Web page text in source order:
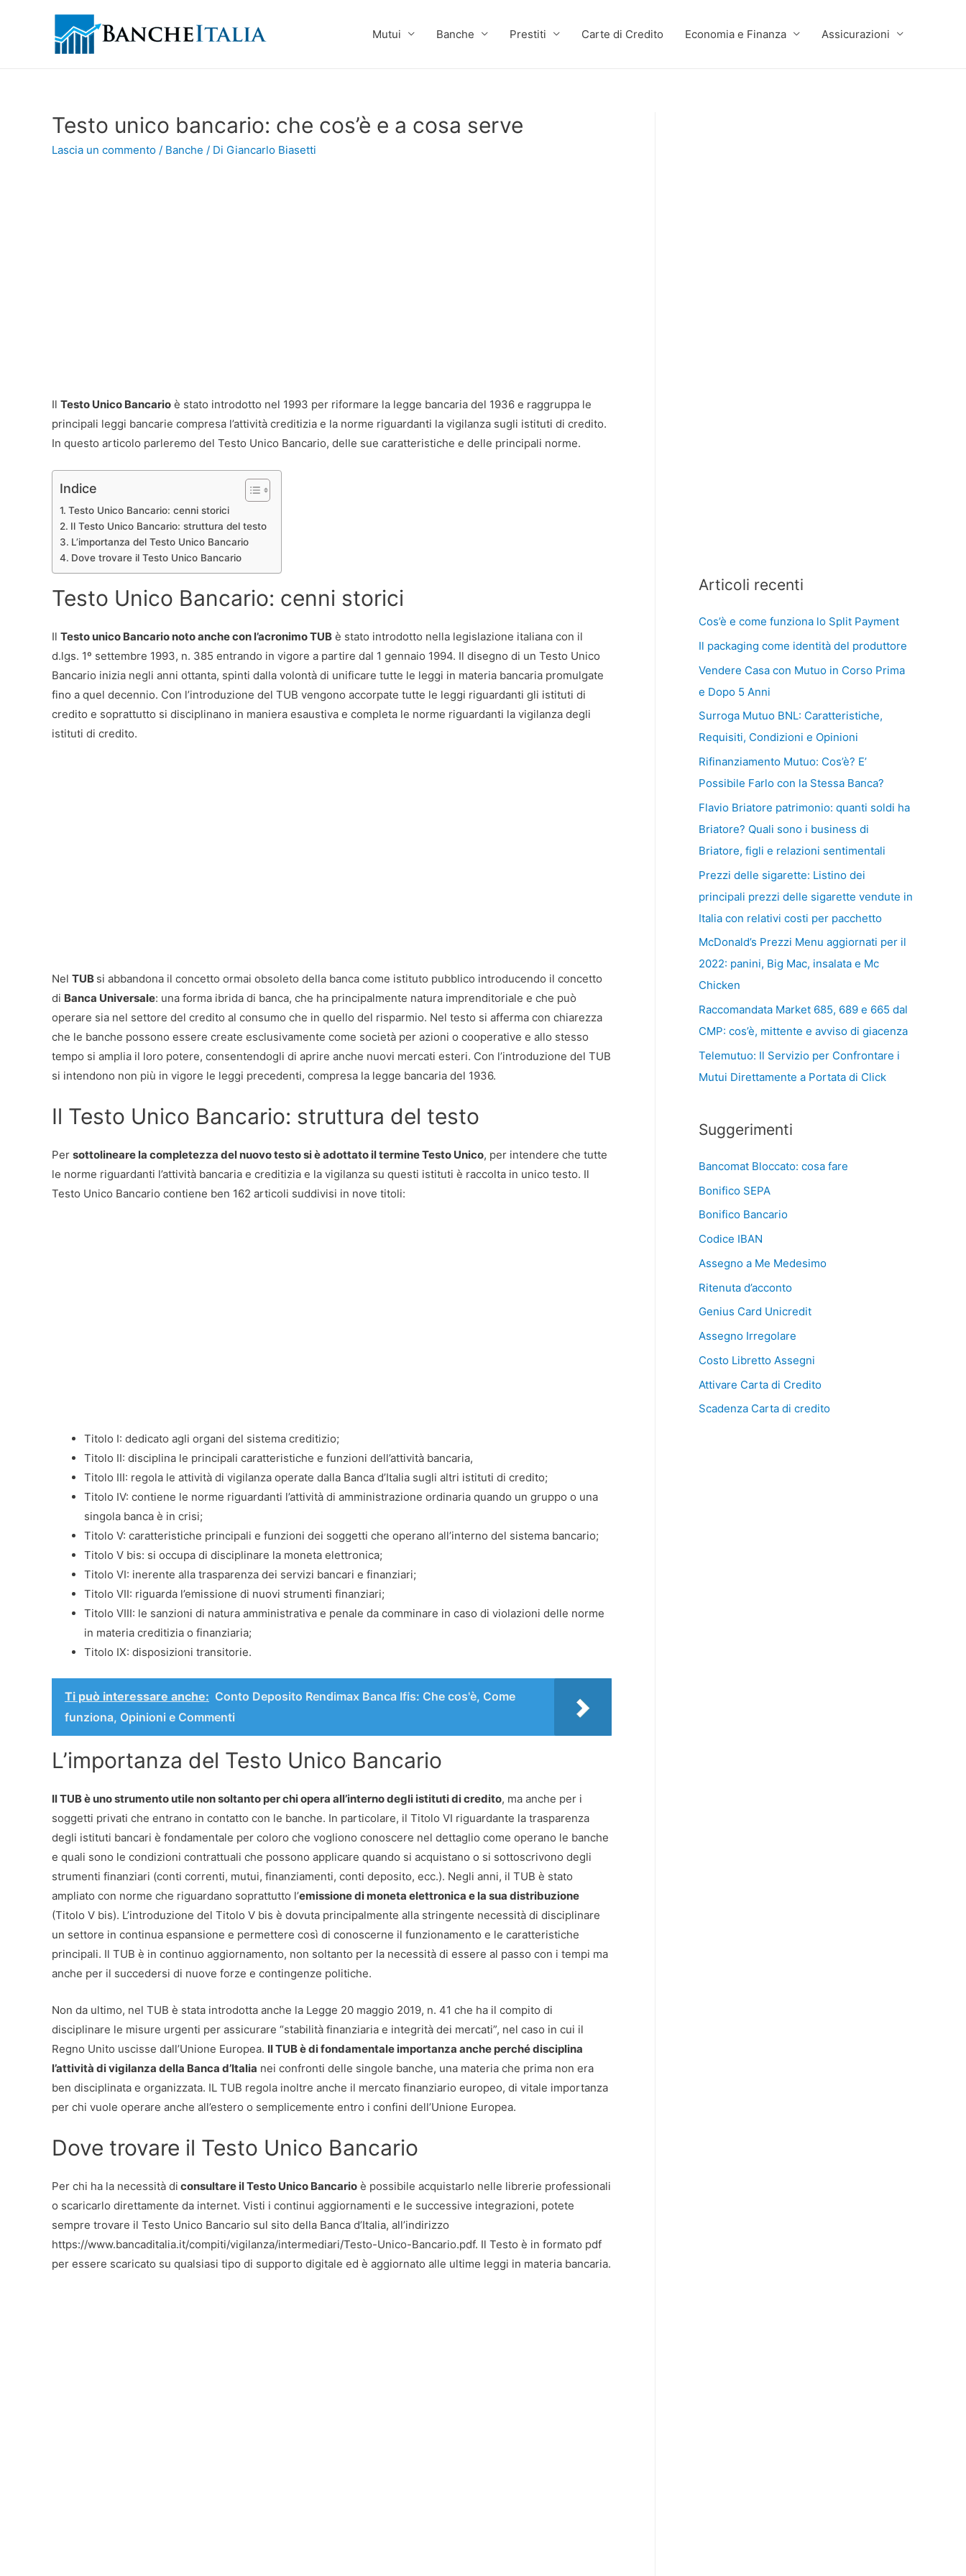
Mutui Banche Prestiti Carte di Credito Economia e Finanza Assicurazioni
Testo unico bancario: che cos’è e a cosa serve
Lascia un commento / Banche / Di Giancarlo Biasetti
Il Testo Unico Bancario è stato introdotto nel 1993 per riformare la legge bancaria del 1936 e raggruppa le
principali leggi bancarie compresa l’attività creditizia e la norme riguardanti la vigilanza sugli istituti di credito.
In questo articolo parleremo del Testo Unico Bancario, delle sue caratteristiche e delle principali norme.
Indice
Testo Unico Bancario: cenni storici
Il Testo Unico Bancario: struttura del testo
L’importanza del Testo Unico Bancario
Dove trovare il Testo Unico Bancario
Testo Unico Bancario: cenni storici
Il Testo unico Bancario noto anche con l’acronimo TUB è stato introdotto nella legislazione italiana con il
d.lgs. 1º settembre 1993, n. 385 entrando in vigore a partire dal 1 gennaio 1994. Il disegno di un Testo Unico
Bancario inizia negli anni ottanta, spinti dalla volontà di unificare tutte le leggi in materia bancaria promulgate
fino a quel decennio. Con l’introduzione del TUB vengono accorpate tutte le leggi riguardanti gli istituti di
credito e soprattutto si disciplinano in maniera esaustiva e completa le norme riguardanti la vigilanza degli
istituti di credito.
Nel TUB si abbandona il concetto ormai obsoleto della banca come istituto pubblico introducendo il concetto
di Banca Universale: una forma ibrida di banca, che ha principalmente natura imprenditoriale e che può
operare sia nel settore del credito al consumo che in quello del risparmio. Nel testo si afferma con chiarezza
che le banche possono essere create esclusivamente come società per azioni o cooperative e allo stesso
tempo si amplia il loro potere, consentendogli di aprire anche nuovi mercati esteri. Con l’introduzione del TUB
si intendono non più in vigore le leggi precedenti, compresa la legge bancaria del 1936.
Il Testo Unico Bancario: struttura del testo
Per sottolineare la completezza del nuovo testo si è adottato il termine Testo Unico, per intendere che tutte
le norme riguardanti l’attività bancaria e creditizia e la vigilanza su questi istituti è raccolta in unico testo. Il
Testo Unico Bancario contiene ben 162 articoli suddivisi in nove titoli:
Titolo I: dedicato agli organi del sistema creditizio;
Titolo II: disciplina le principali caratteristiche e funzioni dell’attività bancaria,
Titolo III: regola le attività di vigilanza operate dalla Banca d’Italia sugli altri istituti di credito;
Titolo IV: contiene le norme riguardanti l’attività di amministrazione ordinaria quando un gruppo o una
singola banca è in crisi;
Titolo V: caratteristiche principali e funzioni dei soggetti che operano all’interno del sistema bancario;
Titolo V bis: si occupa di disciplinare la moneta elettronica;
Titolo VI: inerente alla trasparenza dei servizi bancari e finanziari;
Titolo VII: riguarda l’emissione di nuovi strumenti finanziari;
Titolo VIII: le sanzioni di natura amministrativa e penale da comminare in caso di violazioni delle norme
in materia creditizia o finanziaria;
Titolo IX: disposizioni transitorie.
Ti può interessare anche: Conto Deposito Rendimax Banca Ifis: Che cos'è, Come
funziona, Opinioni e Commenti
L’importanza del Testo Unico Bancario
Il TUB è uno strumento utile non soltanto per chi opera all’interno degli istituti di credito, ma anche per i
soggetti privati che entrano in contatto con le banche. In particolare, il Titolo VI riguardante la trasparenza
degli istituti bancari è fondamentale per coloro che vogliono conoscere nel dettaglio come operano le banche
e quali sono le condizioni contrattuali che possono applicare quando si acquistano o si sottoscrivono degli
strumenti finanziari (conti correnti, mutui, finanziamenti, conti deposito, ecc.). Negli anni, il TUB è stato
ampliato con norme che riguardano soprattutto l’emissione di moneta elettronica e la sua distribuzione
(Titolo V bis). L’introduzione del Titolo V bis è dovuta principalmente alla stringente necessità di disciplinare
un settore in continua espansione e permettere così di conoscerne il funzionamento e le caratteristiche
principali. Il TUB è in continuo aggiornamento, non soltanto per la necessità di essere al passo con i tempi ma
anche per il succedersi di nuove forze e contingenze politiche.
Non da ultimo, nel TUB è stata introdotta anche la Legge 20 maggio 2019, n. 41 che ha il compito di
disciplinare le misure urgenti per assicurare “stabilità finanziaria e integrità dei mercati”, nel caso in cui il
Regno Unito uscisse dall’Unione Europea. Il TUB è di fondamentale importanza anche perché disciplina
l’attività di vigilanza della Banca d’Italia nei confronti delle singole banche, una materia che prima non era
ben disciplinata e organizzata. IL TUB regola inoltre anche il mercato finanziario europeo, di vitale importanza
per chi vuole operare anche all’estero o semplicemente entro i confini dell’Unione Europea.
Dove trovare il Testo Unico Bancario
Per chi ha la necessità di consultare il Testo Unico Bancario è possibile acquistarlo nelle librerie professionali
o scaricarlo direttamente da internet. Visti i continui aggiornamenti e le successive integrazioni, potete
sempre trovare il Testo Unico Bancario sul sito della Banca d’Italia, all’indirizzo
https://www.bancaditalia.it/compiti/vigilanza/intermediari/Testo-Unico-Bancario.pdf. Il Testo è in formato pdf
per essere scaricato su qualsiasi tipo di supporto digitale ed è aggiornato alle ultime leggi in materia bancaria.
Articoli recenti
Cos’è e come funziona lo Split Payment
Il packaging come identità del produttore
Vendere Casa con Mutuo in Corso Prima
e Dopo 5 Anni
Surroga Mutuo BNL: Caratteristiche,
Requisiti, Condizioni e Opinioni
Rifinanziamento Mutuo: Cos’è? E’
Possibile Farlo con la Stessa Banca?
Flavio Briatore patrimonio: quanti soldi ha
Briatore? Quali sono i business di
Briatore, figli e relazioni sentimentali
Prezzi delle sigarette: Listino dei
principali prezzi delle sigarette vendute in
Italia con relativi costi per pacchetto
McDonald’s Prezzi Menu aggiornati per il
2022: panini, Big Mac, insalata e Mc
Chicken
Raccomandata Market 685, 689 e 665 dal
CMP: cos’è, mittente e avviso di giacenza
Telemutuo: Il Servizio per Confrontare i
Mutui Direttamente a Portata di Click
Suggerimenti
Bancomat Bloccato: cosa fare
Bonifico SEPA
Bonifico Bancario
Codice IBAN
Assegno a Me Medesimo
Ritenuta d’acconto
Genius Card Unicredit
Assegno Irregolare
Costo Libretto Assegni
Attivare Carta di Credito
Scadenza Carta di credito